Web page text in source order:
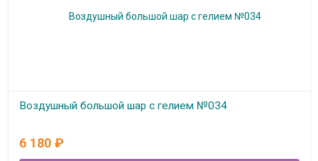
Воздушный большой шар с гелием №034
6 180 ₽